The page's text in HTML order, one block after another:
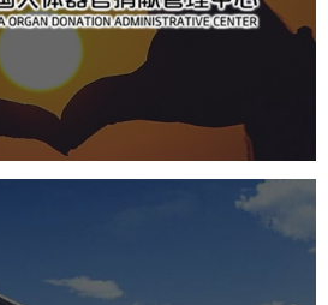
品牌官网 网站建设
会议中心